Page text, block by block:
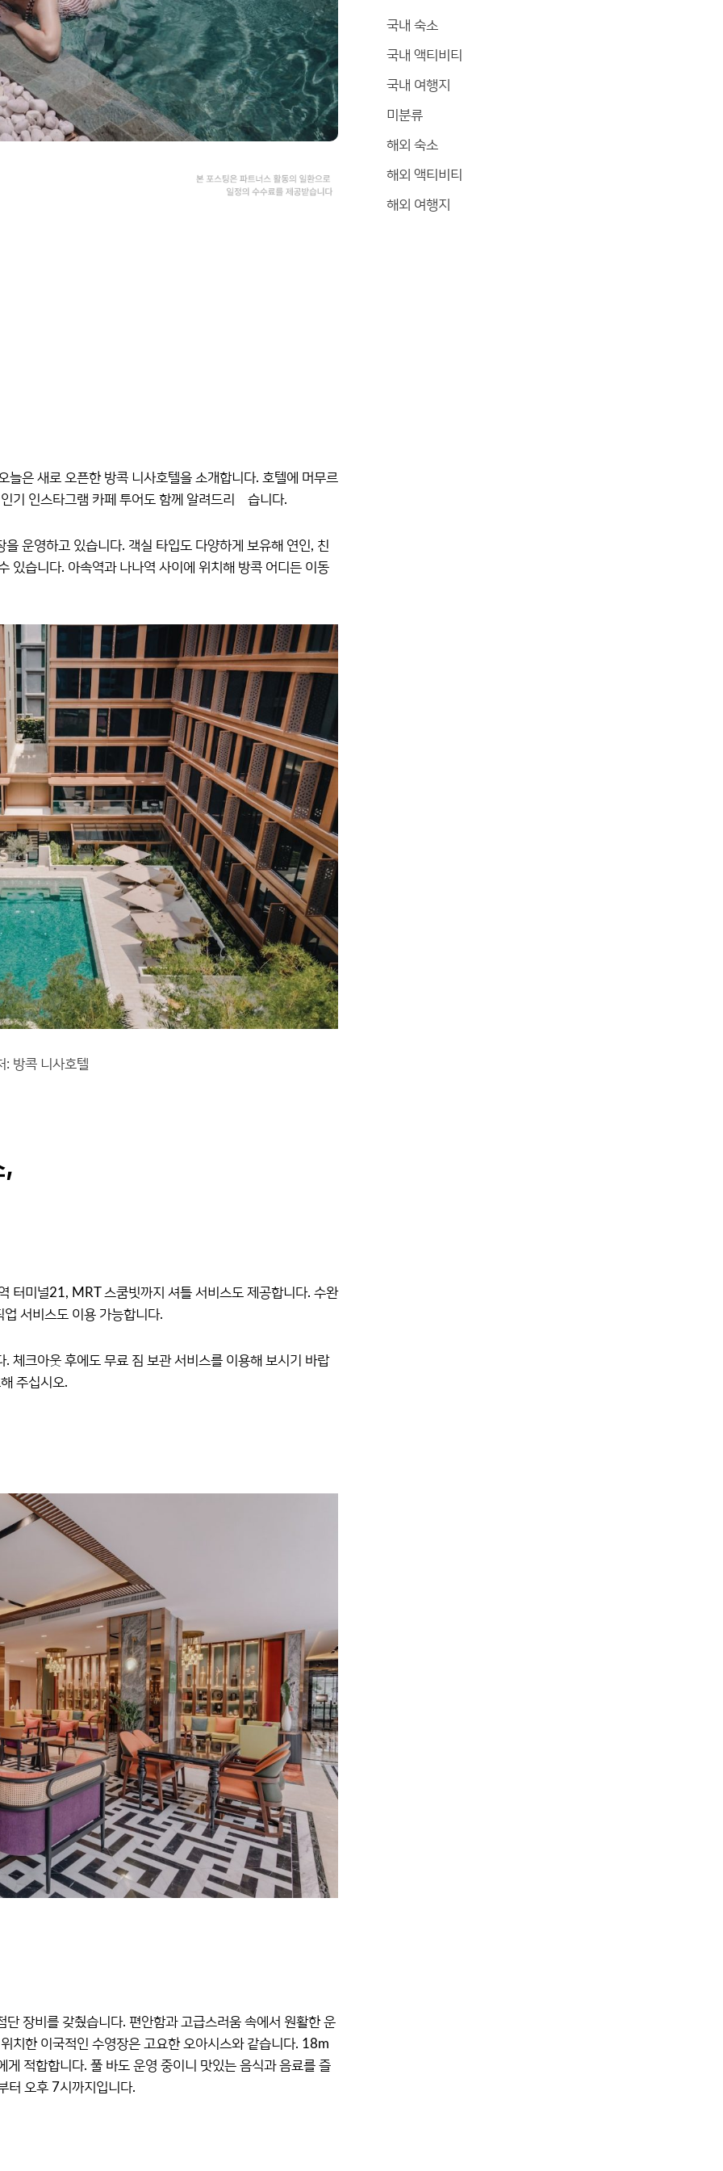
늘은 새로 오픈한 방콕 니사호텔을 소개합니다. 호텔에 머무르
기 인스타그램 카페 투어도 함께 알려드리곘습니다.
운영하고 있습니다. 객실 타입도 다양하게 보유해 연인, 친
있습니다. 아속역과 나나역 사이에 위치해 방콕 어디든 이동
: 방콕 니사호텔
,
터미널21, MRT 스쿰빗까지 셔틀 서비스도 제공합니다. 수완
서비스도 이용 가능합니다.
체크아웃 후에도 무료 짐 보관 서비스를 이용해 보시기 바랍
주십시오.
장비를 갖췄습니다. 편안함과 고급스러움 속에서 원활한 운
치한 이국적인 수영장은 고요한 오아시스와 같습니다. 18m
적합합니다. 풀 바도 운영 중이니 맛있는 음식과 음료를 즐
터 오후 7시까지입니다.
국내 숙소
국내 액티비티
국내 여행지
미분류
해외 숙소
해외 액티비티
해외 여행지